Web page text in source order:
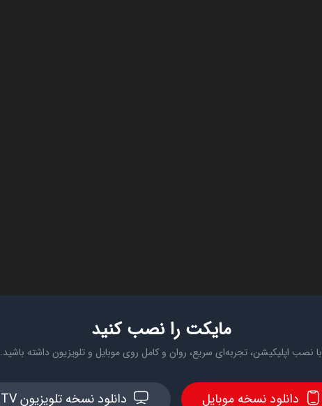
مایکت را نصب کنید
با نصب اپلیکیشن، تجربه‌ای سریع، روان و کامل روی موبایل و تلویزیون داشته باشید.
دانلود نسخه موبایل دانلود نسخه تلویزیون TV